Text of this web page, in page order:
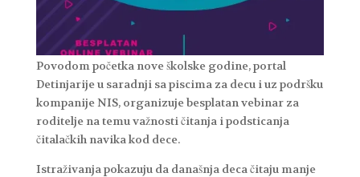
Povodom početka nove školske godine, portal
Detinjarije u saradnji sa piscima za decu i uz podršku
kompanije NIS, organizuje besplatan vebinar za
roditelje na temu važnosti čitanja i podsticanja
čitalačkih navika kod dece.
Istraživanja pokazuju da današnja deca čitaju manje